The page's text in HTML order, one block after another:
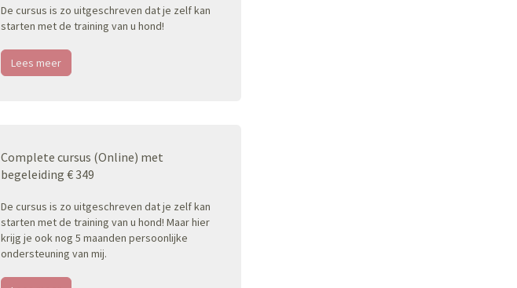
De cursus is zo uitgeschreven dat je zelf kan
starten met de training van u hond!
Lees meer
Complete cursus (Online) met
begeleiding € 349
De cursus is zo uitgeschreven dat je zelf kan
starten met de training van u hond! Maar hier
krijg je ook nog 5 maanden persoonlijke
ondersteuning van mij.